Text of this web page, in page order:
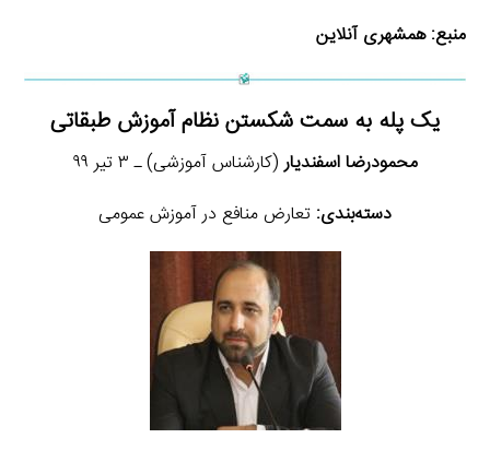
منبع: همشهری آنلاین
یک پله به سمت شکستن نظام آموزش طبقاتی
محمودرضا اسفندیار(کارشناس آموزشی) ـ ۳ تیر ۹۹
دسته‌بندی: تعارض منافع در آموزش عمومی